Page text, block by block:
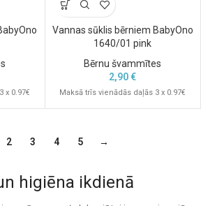
x 0.97€
Vannas sūklis bērniem BabyOno
1640/01 pink
Bērnu švammītes
2,90€
Maksā trīs vienādās daļās 3 x 0.97€
2 3 4 5 →
higiēna ikdienā